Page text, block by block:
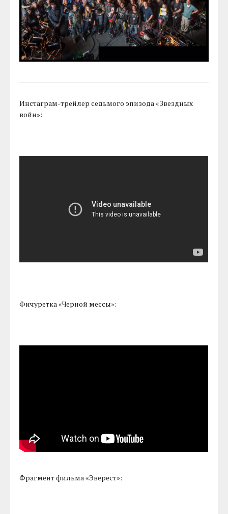
Инстаграм-трейлер седьмого эпизода «Звездных
войн»:
Фичуретка «Черной мессы»:
Фрагмент фильма «Эверест»: